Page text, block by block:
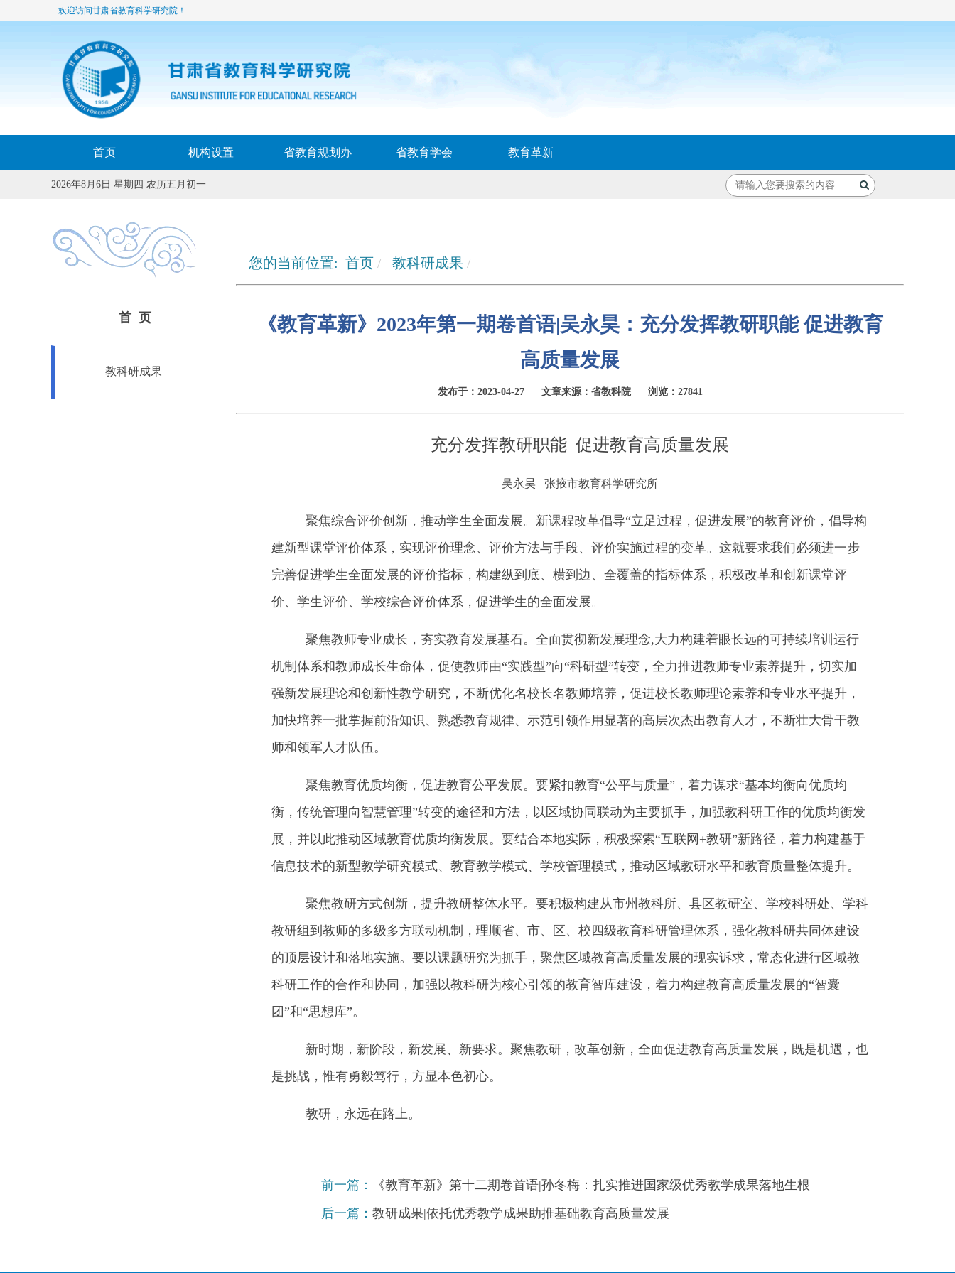
欢迎访问甘肃省教育科学研究院！
首页 机构设置 省教育规划办 省教育学会 教育革新
2026年8月6日 星期四 农历五月初一
首 页
教科研成果
您的当前位置: 首页 教科研成果
《教育革新》2023年第一期卷首语|吴永昊：充分发挥教研职能 促进教育
高质量发展
发布于：2023-04-27 文章来源：省教科院 浏览：27841
充分发挥教研职能 促进教育高质量发展
吴永昊 张掖市教育科学研究所
聚焦综合评价创新，推动学生全面发展。新课程改革倡导“立足过程，促进发展”的教育评价，倡导构
建新型课堂评价体系，实现评价理念、评价方法与手段、评价实施过程的变革。这就要求我们必须进一步
完善促进学生全面发展的评价指标，构建纵到底、横到边、全覆盖的指标体系，积极改革和创新课堂评
价、学生评价、学校综合评价体系，促进学生的全面发展。
聚焦教师专业成长，夯实教育发展基石。全面贯彻新发展理念,大力构建着眼长远的可持续培训运行
机制体系和教师成长生命体，促使教师由“实践型”向“科研型”转变，全力推进教师专业素养提升，切实加
强新发展理论和创新性教学研究，不断优化名校长名教师培养，促进校长教师理论素养和专业水平提升，
加快培养一批掌握前沿知识、熟悉教育规律、示范引领作用显著的高层次杰出教育人才，不断壮大骨干教
师和领军人才队伍。
聚焦教育优质均衡，促进教育公平发展。要紧扣教育“公平与质量”，着力谋求“基本均衡向优质均
衡，传统管理向智慧管理”转变的途径和方法，以区域协同联动为主要抓手，加强教科研工作的优质均衡发
展，并以此推动区域教育优质均衡发展。要结合本地实际，积极探索“互联网+教研”新路径，着力构建基于
信息技术的新型教学研究模式、教育教学模式、学校管理模式，推动区域教研水平和教育质量整体提升。
聚焦教研方式创新，提升教研整体水平。要积极构建从市州教科所、县区教研室、学校科研处、学科
教研组到教师的多级多方联动机制，理顺省、市、区、校四级教育科研管理体系，强化教科研共同体建设
的顶层设计和落地实施。要以课题研究为抓手，聚焦区域教育高质量发展的现实诉求，常态化进行区域教
科研工作的合作和协同，加强以教科研为核心引领的教育智库建设，着力构建教育高质量发展的“智囊
团”和“思想库”。
新时期，新阶段，新发展、新要求。聚焦教研，改革创新，全面促进教育高质量发展，既是机遇，也
是挑战，惟有勇毅笃行，方显本色初心。
教研，永远在路上。
前一篇：
《教育革新》第十二期卷首语|孙冬梅：扎实推进国家级优秀教学成果落地生根
后一篇： 教研成果|依托优秀教学成果助推基础教育高质量发展